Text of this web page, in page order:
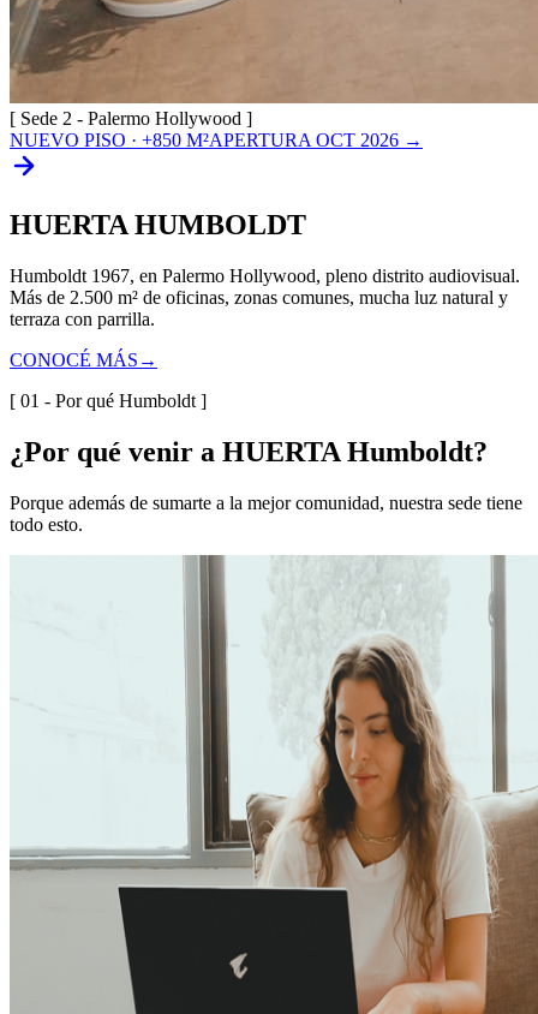
[ Sede 2 - Palermo Hollywood ]
NUEVO PISO · +850 M²APERTURA OCT 2026 →
HUERTA HUMBOLDT
Humboldt 1967, en Palermo Hollywood, pleno distrito audiovisual.
Más de 2.500 m² de oficinas, zonas comunes, mucha luz natural y
terraza con parrilla.
CONOCÉ MÁS →
[ 01 - Por qué Humboldt ]
¿Por qué venir a HUERTA Humboldt?
Porque además de sumarte a la mejor comunidad, nuestra sede tiene
todo esto.